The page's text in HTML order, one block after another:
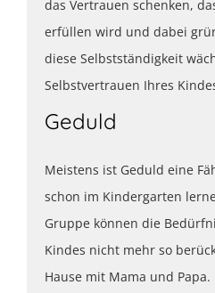
das Vertrauen schenken,
erfüllen wird und dabei
diese Selbstständigkeit
Selbstvertrauen Ihres
Geduld
Meistens ist Geduld eine
schon im Kindergarten
Gruppe können die
Kindes nicht mehr so
Hause mit Mama und